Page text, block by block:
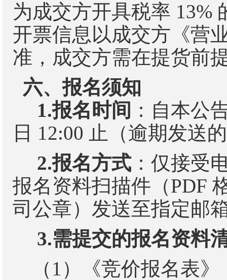
为成交方开具税率 13%
开票信息以成交方《营
准，成交方需在提货前
六、报名须知
1.报名时间 ：自本公
日 12:00 止（逾期发送
2.报名方式 ：仅接受
报名资料扫描件（PDF
司公章）发送至指定邮
3.需提交的报名资料
（ 1 ）《竞价报名表》